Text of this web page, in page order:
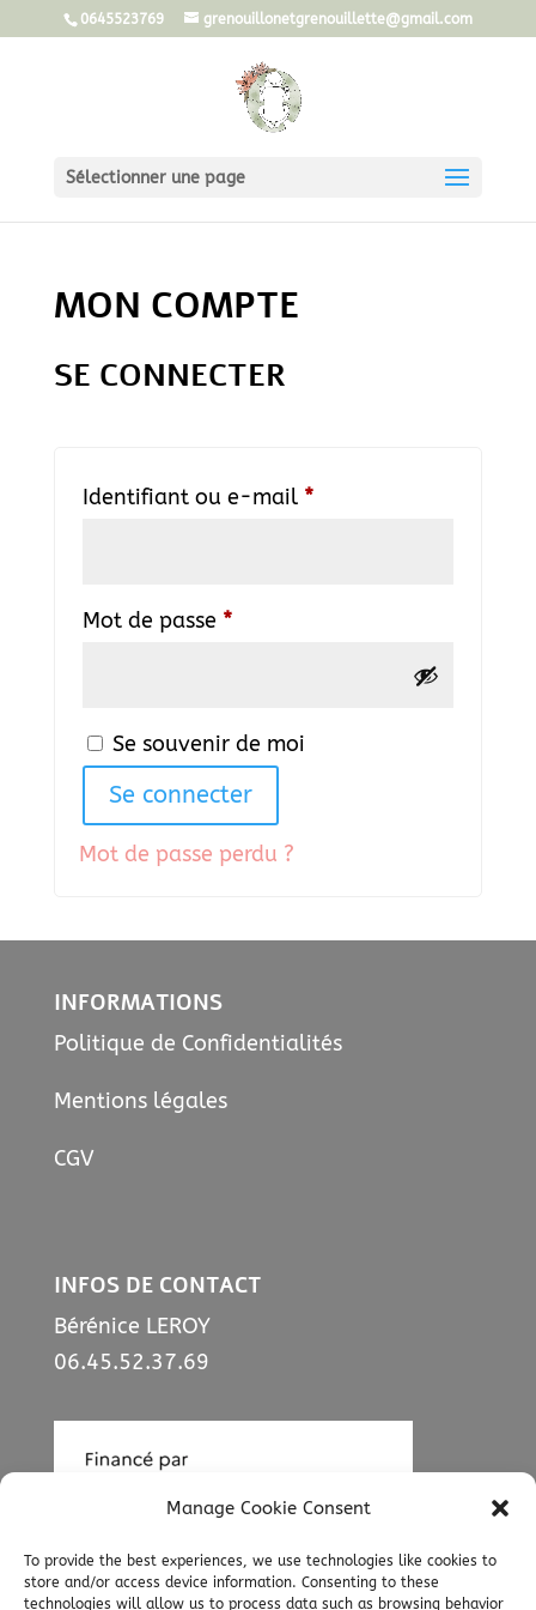
Manage Cookie Consent
To provide the best experiences, we use technologies like cookies to
store and/or access device information. Consenting to these
technologies will allow us to process data such as browsing behavior
0645523769 grenouillonetgrenouillette@gmail.com
Sélectionner une page
MON COMPTE
SE CONNECTER
Identifiant ou e-mail *Obligatoire
Mot de passe *Obligatoire
Se souvenir de moi
Se connecter
Mot de passe perdu ?
INFORMATIONS
Politique de Confidentialités
Mentions légales
CGV
INFOS DE CONTACT
Bérénice LEROY
06.45.52.37.69